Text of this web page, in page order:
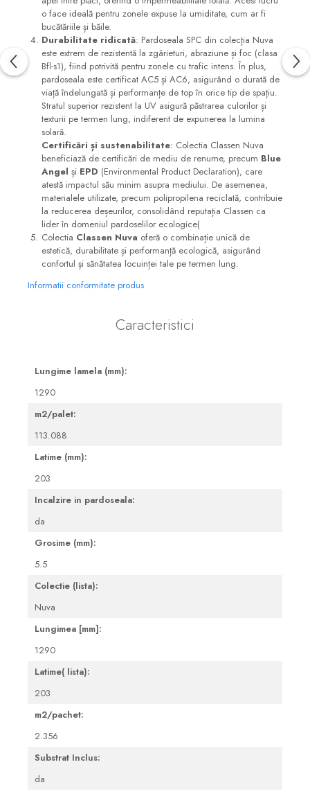
o face ideală pentru zonele expuse la umiditate, cum ar fi
bucătăriile și băile​.
Durabilitate ridicată: Pardoseala SPC din colecția Nuva
este extrem de rezistentă la zgârieturi, abraziune și foc (clasa
Bfl-s1), fiind potrivită pentru zonele cu trafic intens. În plus,
pardoseala este certificat AC5 și AC6, asigurând o durată de
viață îndelungată și performanțe de top în orice tip de spațiu.
Stratul superior rezistent la UV asigură păstrarea culorilor și
texturii pe termen lung, indiferent de expunerea la lumina
solară​.
Certificări și sustenabilitate: Colectia Classen Nuva
beneficiază de certificări de mediu de renume, precum Blue
Angel și EPD (Environmental Product Declaration), care
atestă impactul său minim asupra mediului. De asemenea,
materialele utilizate, precum polipropilena reciclată, contribuie
la reducerea deșeurilor, consolidând reputația Classen ca
lider în domeniul pardoselilor ecologice​(
Colectia Classen Nuva oferă o combinație unică de
estetică, durabilitate și performanță ecologică, asigurând
confortul și sănătatea locuinței tale pe termen lung.
Informatii conformitate produs
Caracteristici
Lungime lamela (mm):
1290
m2/palet:
113.088
Latime (mm):
203
Incalzire in pardoseala:
da
Grosime (mm):
5.5
Colectie (lista):
Nuva
Lungimea [mm]:
1290
Latime( lista):
203
m2/pachet:
2.356
Substrat Inclus:
da